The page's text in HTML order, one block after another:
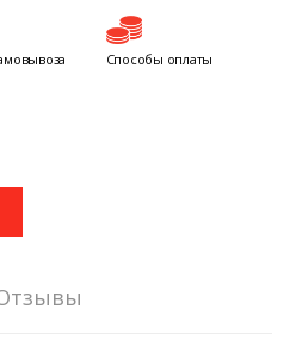
Способы оплаты